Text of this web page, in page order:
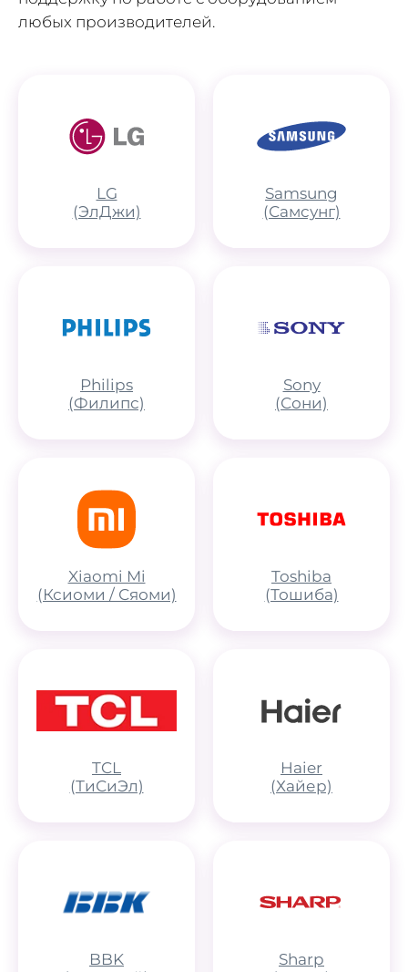
любых производителей.
LG
(ЭлДжи)
Samsung
(Самсунг)
Philips
(Филипс)
Sony
(Сони)
Xiaomi Mi
(Ксиоми / Сяоми)
Toshiba
(Тошиба)
TCL
(ТиСиЭл)
Haier
(Хайер)
BBK
Sharp